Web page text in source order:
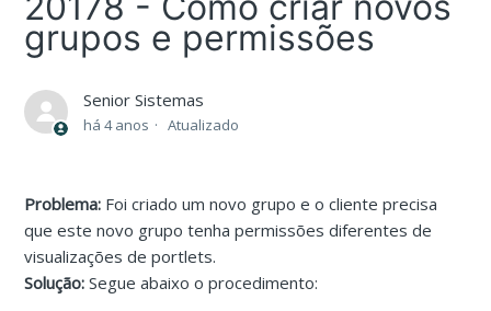
grupos e permissões
Senior Sistemas
há 4 anos Atualizado
Problema: Foi criado um novo grupo e o cliente precisa
que este novo grupo tenha permissões diferentes de
visualizações de portlets.
Solução:Segue abaixo o procedimento: